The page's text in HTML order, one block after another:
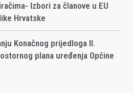
Izbori za članove u EU
Hrvatske
Konačnog prijedloga II.
plana uređenja Općine